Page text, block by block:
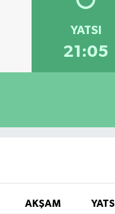
YATSI
21:05
AKŞAM
YATSI